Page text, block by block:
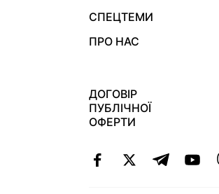
СПЕЦТЕМИ
ПРО НАС
ДОГОВІР
ПУБЛІЧНОЇ
ОФЕРТИ